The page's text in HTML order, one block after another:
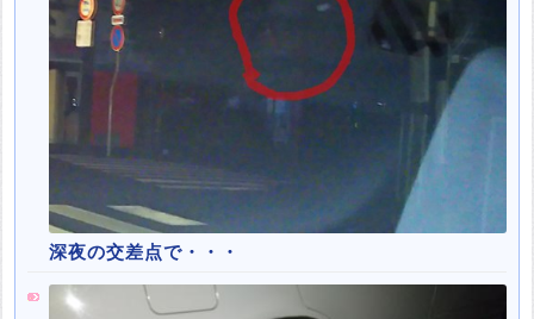
深夜の交差点で・・・